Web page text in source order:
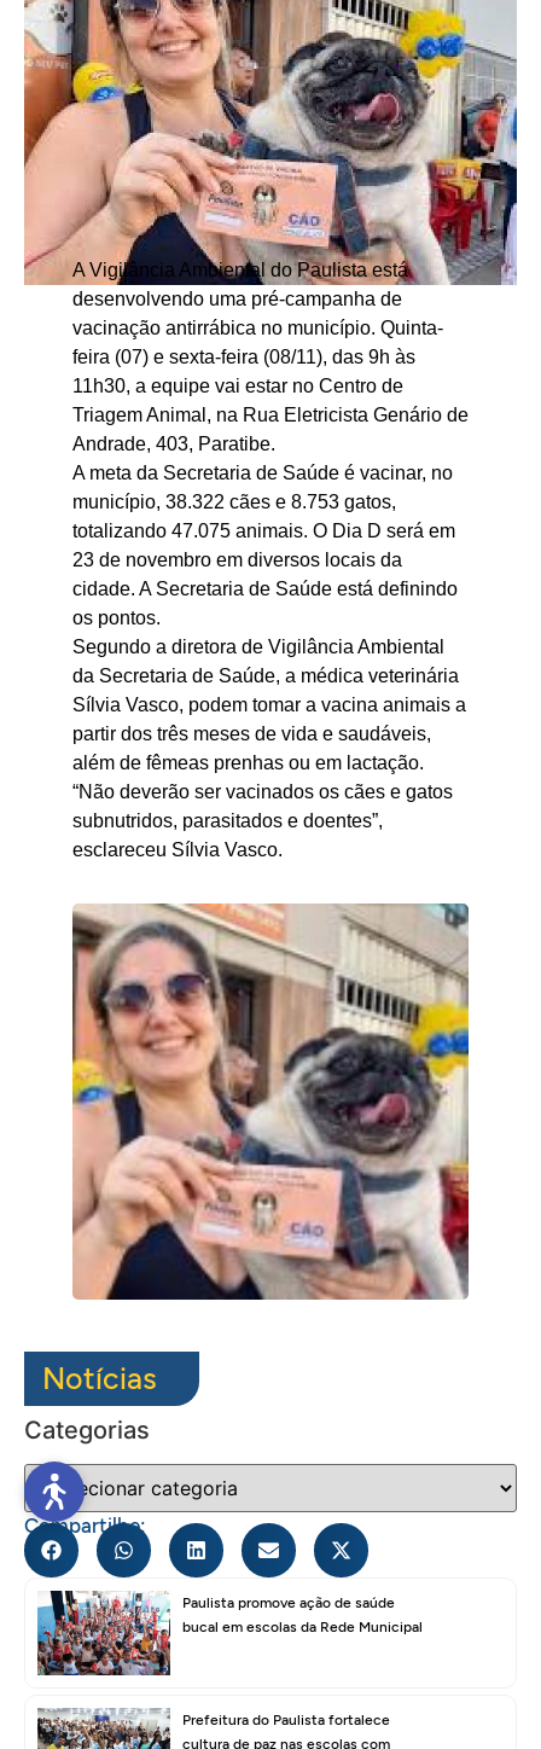
A Vigilância Ambiental do Paulista está
desenvolvendo uma pré-campanha de
vacinação antirrábica no município. Quinta-
feira (07) e sexta-feira (08/11), das 9h às
11h30, a equipe vai estar no Centro de
Triagem Animal, na Rua Eletricista Genário de
Andrade, 403, Paratibe.
A meta da Secretaria de Saúde é vacinar, no
município, 38.322 cães e 8.753 gatos,
totalizando 47.075 animais. O Dia D será em
23 de novembro em diversos locais da
cidade. A Secretaria de Saúde está definindo
os pontos.
Segundo a diretora de Vigilância Ambiental
da Secretaria de Saúde, a médica veterinária
Sílvia Vasco, podem tomar a vacina animais a
partir dos três meses de vida e saudáveis,
além de fêmeas prenhas ou em lactação.
“Não deverão ser vacinados os cães e gatos
subnutridos, parasitados e doentes”,
esclareceu Sílvia Vasco.
Notícias
Categorias
Compartilhe:
Paulista promove ação de saúde
bucal em escolas da Rede Municipal
Prefeitura do Paulista fortalece
cultura de paz nas escolas com